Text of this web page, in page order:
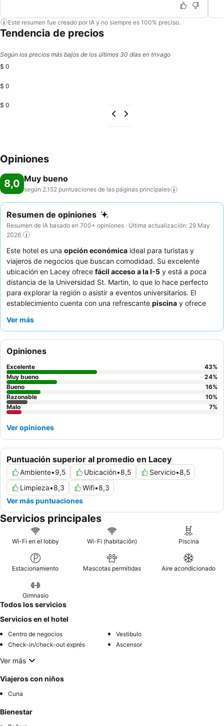
Este resumen fue creado por IA y no siempre es 100% preciso.
Tendencia de precios
Según los precios más bajos de los últimos 30 días en trivago
$ 0
$ 0
$ 0
Opiniones
8,0 Muy bueno
según 2.152 puntuaciones de las páginas principales
Resumen de opiniones
Resumen de IA basado en 700+ opiniones · Última actualización: 29 May
2026
Este hotel es una opción económica ideal para turistas y
viajeros de negocios que buscan comodidad. Su excelente
ubicación en Lacey ofrece fácil acceso a la I-5 y está a poca
distancia de la Universidad St. Martin, lo que lo hace perfecto
para explorar la región o asistir a eventos universitarios. El
establecimiento cuenta con una refrescante piscina y ofrece
gratuito
opciones de desayuno
huevos y salchichas. Para una experiencia más tranquila, los
huéspedes recomiendan solicitar una habitación que no dé a
Martian Way.
Ver más
Puntuación superior al promedio en Lacey
Ambiente•9,5 Ubicación•8,5 Servicio•8,5
Limpieza•8,3 Wifi•8,3
Ver más puntuaciones
Opiniones
Excelente 43%
Muy bueno
24%
Bueno
16%
Razonable
10%
Malo
7%
Ver opiniones
Servicios principales
Wi-Fi en el lobby Wi-Fi (habitación) Piscina
Estacionamiento Mascotas permitidas Aire acondicionado
Gimnasio
Todos los servicios
Servicios en el hotel
Centro de negocios
Vestibulo
Check-in/check-out exprés
Ascensor
Ver más
Viajeros con niños
Cuna
Bienestar